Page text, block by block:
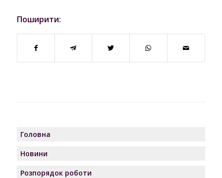
Поширити:
Головна
Новини
Розпорядок роботи